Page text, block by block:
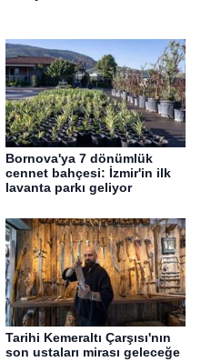
Bornova'ya 7 dönümlük
cennet bahçesi: İzmir'in ilk
lavanta parkı geliyor
Tarihi Kemeraltı Çarşısı'nın
son ustaları mirası geleceğe